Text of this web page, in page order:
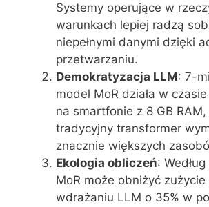
Systemy operujące w
warunkach lepiej radzą
niepełnymi danymi dzięki
przetwarzaniu.
Demokratyzacja LLM: 7-
model MoR działa w
na smartfonie z 8 GB
tradycyjny transformer
znacznie większych
Ekologia obliczeń:
MoR może obniżyć
wdrażaniu LLM o 35% w